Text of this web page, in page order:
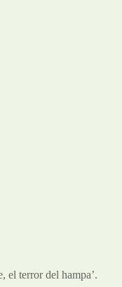
el terror del hampa’.